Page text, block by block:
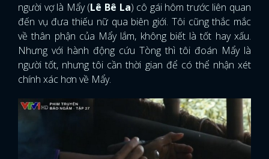
người vợ là Mẩy (Lê Bê La) cô gái hôm trước liên quan
đến vụ đưa thiếu nữ qua biên giới. Tôi cũng thắc mắc
về thân phận của Mẩy lắm, không biết là tốt hay xấu.
Nhưng với hành động cứu Tòng thì tôi đoán Mẩy là
người tốt, nhưng tôi cần thời gian để có thể nhận xét
chính xác hơn về Mẩy.